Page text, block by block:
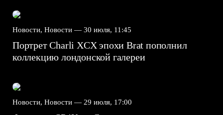
Новости, Новости — 30 июля, 11:45
Портрет Charli XCX эпохи Brat пополнил
коллекцию лондонской галереи
Новости, Новости — 29 июля, 17:00